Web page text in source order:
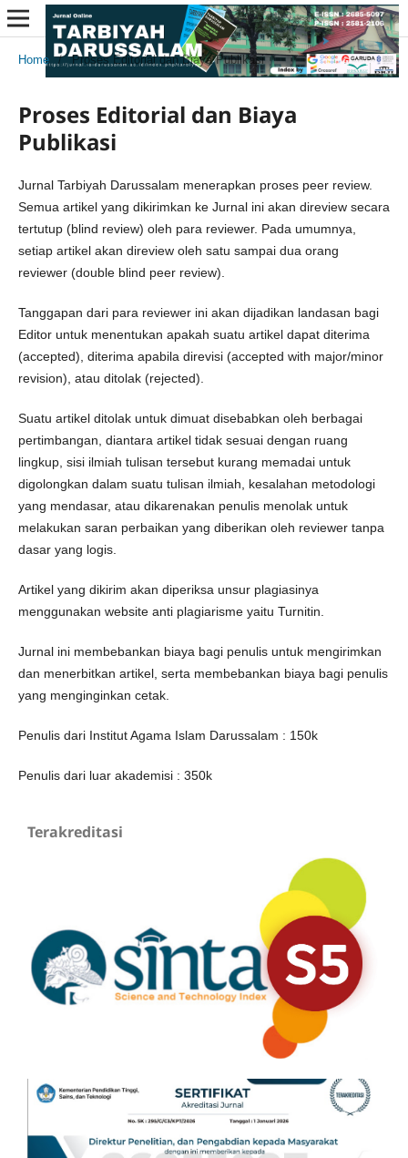
Home / Proses Editorial dan Biaya Publikasi
Proses Editorial dan Biaya
Publikasi
Jurnal Tarbiyah Darussalam menerapkan proses peer review.
Semua artikel yang dikirimkan ke Jurnal ini akan direview secara
tertutup (blind review) oleh para reviewer. Pada umumnya,
setiap artikel akan direview oleh satu sampai dua orang
reviewer (double blind peer review).
Tanggapan dari para reviewer ini akan dijadikan landasan bagi
Editor untuk menentukan apakah suatu artikel dapat diterima
(accepted), diterima apabila direvisi (accepted with major/minor
revision), atau ditolak (rejected).
Suatu artikel ditolak untuk dimuat disebabkan oleh berbagai
pertimbangan, diantara artikel tidak sesuai dengan ruang
lingkup, sisi ilmiah tulisan tersebut kurang memadai untuk
digolongkan dalam suatu tulisan ilmiah, kesalahan metodologi
yang mendasar, atau dikarenakan penulis menolak untuk
melakukan saran perbaikan yang diberikan oleh reviewer tanpa
dasar yang logis.
Artikel yang dikirim akan diperiksa unsur plagiasinya
menggunakan website anti plagiarisme yaitu Turnitin.
Jurnal ini membebankan biaya bagi penulis untuk mengirimkan
dan menerbitkan artikel, serta membebankan biaya bagi penulis
yang menginginkan cetak.
Penulis dari Institut Agama Islam Darussalam : 150k
Penulis dari luar akademisi : 350k
Terakreditasi